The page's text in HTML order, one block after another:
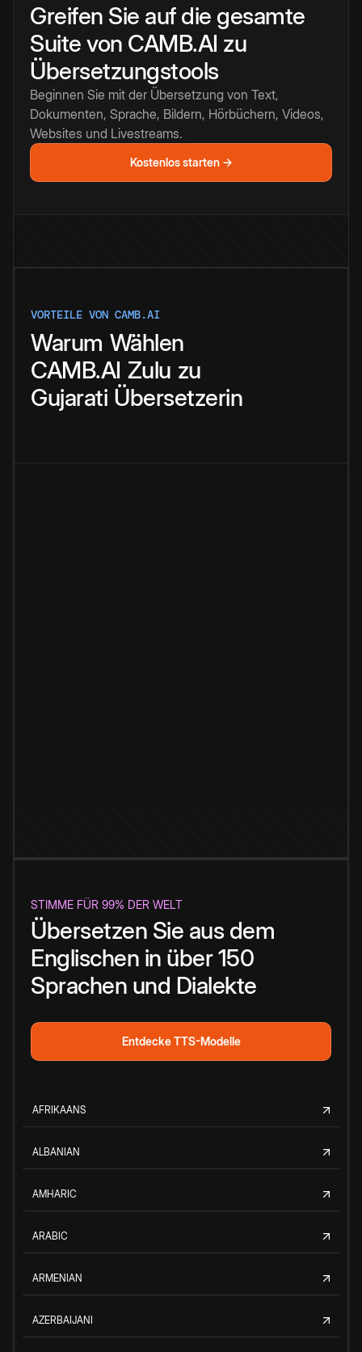
Greifen Sie auf die gesamte
Suite von CAMB.AI zu
Übersetzungstools
Beginnen Sie mit der Übersetzung von Text,
Dokumenten, Sprache, Bildern, Hörbüchern, Videos,
Websites und Livestreams.
Kostenlos starten →
VORTEILE VON CAMB.AI
Warum Wählen
CAMB.AI Zulu zu
Gujarati Übersetzerin
STIMME FÜR 99% DER WELT
Übersetzen Sie aus dem
Englischen in über 150
Sprachen und Dialekte
Entdecke TTS-Modelle
AFRIKAANS
ALBANIAN
AMHARIC
ARABIC
ARMENIAN
AZERBAIJANI